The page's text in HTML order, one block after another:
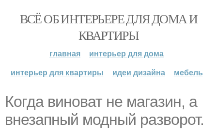
ВСЁ ОБ ИНТЕРЬЕРЕ ДЛЯ ДОМА И
КВАРТИРЫ
главная
интерьер для дома
интерьер для квартиры
идеи дизайна мебель
Когда виноват не магазин, а
внезапный модный разворот.